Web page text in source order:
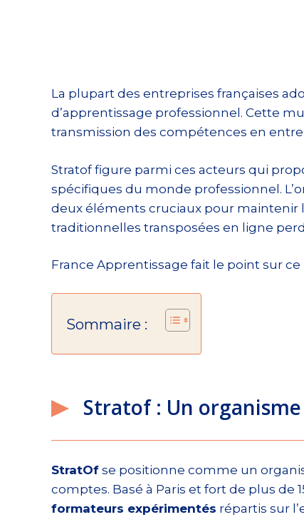
La plupart des entreprises françaises
d’apprentissage professionnel. Cette
transmission des compétences en
Stratof figure parmi ces acteurs qui
spécifiques du monde professionnel.
deux éléments cruciaux pour maintenir
traditionnelles transposées en ligne
France Apprentissage fait le point sur
Sommaire :
Stratof : Un
StratOf se positionne comme un
comptes. Basé à Paris et fort de plus de
formateurs expérimentés répartis sur